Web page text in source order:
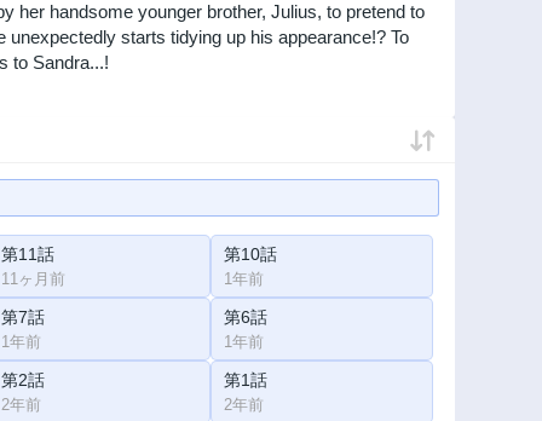
her handsome younger brother, Julius, to pretend to
starts tidying up his appearance!? To
to Sandra...!
第11話
11ヶ月前
第10話
1年前
第7話
1年前
第6話
1年前
第2話
2年前
第1話
2年前